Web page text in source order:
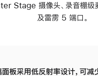
Stage 摄像头、录音棚级
及雷雳 5 端口。
板采用低反射率设计，可减